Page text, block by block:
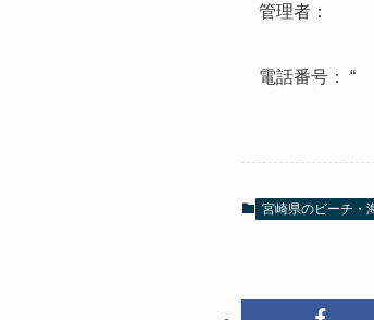
管理者：
電話番号： “
宮崎県のビーチ・